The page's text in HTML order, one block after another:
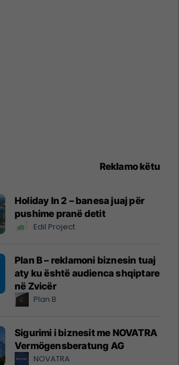
Reklamo këtu
Holiday In 2 – banesa juaj për
pushime pranë detit
Edil Project
Plan B – reklamoni biznesin tuaj
aty ku është audienca shqiptare
në Zvicër
Plan B
Sigurimi i biznesit me NOVATRA
Vermögensberatung AG
NOVATRA